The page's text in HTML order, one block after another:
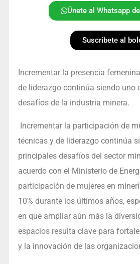
Únete al Whatsapp
Suscríbete al
Incrementar la presencia
de liderazgo continúa siendo uno
desafíos de la industria minera.
Incrementar la participación de
técnicas y de liderazgo continúa
principales desafíos del sector
acuerdo con el Ministerio de
participación de mujeres en
10% durante los últimos años,
en que ampliar aún más la
espacios resulta clave para
y la innovación de las